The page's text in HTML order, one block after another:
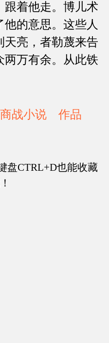
跟着他走。博儿术
的意思。这些人
天亮，者勒蔑来告
两万有余。从此铁
商战小说
作品
盘CTRL+D也能收藏